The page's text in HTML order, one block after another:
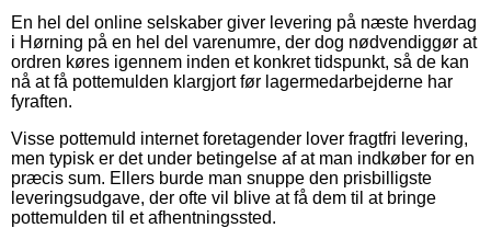
En hel del online selskaber giver levering på næste hverdag
i Hørning på en hel del varenumre, der dog nødvendiggør at
ordren køres igennem inden et konkret tidspunkt, så de kan
nå at få pottemulden klargjort før lagermedarbejderne har
fyraften.
Visse pottemuld internet foretagender lover fragtfri levering,
men typisk er det under betingelse af at man indkøber for en
præcis sum. Ellers burde man snuppe den prisbilligste
leveringsudgave, der ofte vil blive at få dem til at bringe
pottemulden til et afhentningssted.